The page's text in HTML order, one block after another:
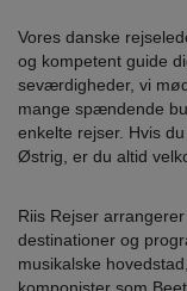
Vores danske
og kompetent guide
seværdigheder, vi
mange spændende
enkelte rejser. Hvis
Østrig, er du altid
Riis Rejser
destinationer og
musikalske